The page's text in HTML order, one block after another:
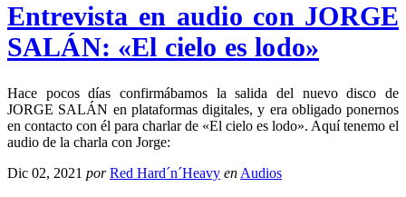
Entrevista en audio con JORGE
SALÁN: «El cielo es lodo»
Hace pocos días confirmábamos la salida del nuevo disco de
JORGE SALÁN en plataformas digitales, y era obligado ponernos
en contacto con él para charlar de «El cielo es lodo». Aquí tenemo el
audio de la charla con Jorge:
Dic 02, 2021 por Red Hard´n´Heavy en Audios